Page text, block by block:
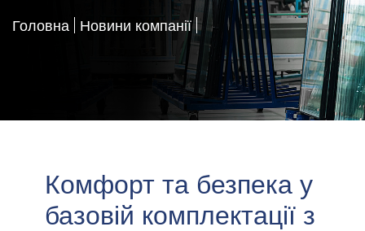
Головна Новини компанії
Комфорт та безпека у
базовій комплектації з